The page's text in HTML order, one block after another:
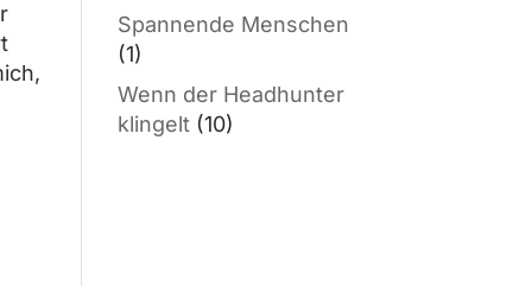
Spannende Menschen
(1)
Wenn der Headhunter
klingelt(10)